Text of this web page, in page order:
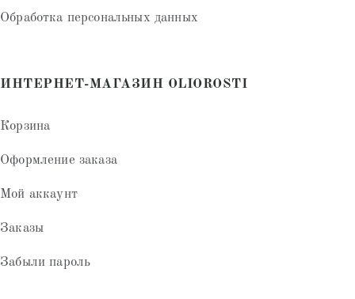
Обработка персональных данных
ИНТЕРНЕТ-МАГАЗИН OLIOROSTI
Корзина
Оформление заказа
Мой аккаунт
Заказы
Забыли пароль